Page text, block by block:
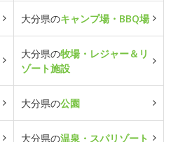
大分県のキャンプ場・BBQ場
大分県の牧場・レジャー＆リ
ゾート施設
大分県の公園
大分県の温泉・スパリゾート